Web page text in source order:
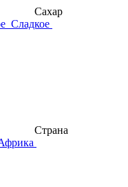
Сахар
Сладкое
Страна